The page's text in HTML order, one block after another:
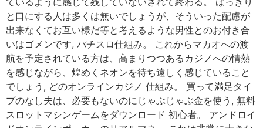
と口にする人は多くは無いでしょうが、そういった配慮が
出来なくてお互い様だ等と考えるような男性とのお付き合
いはゴメンです, パチスロ仕組み。 これからマカオへの渡
航を予定されている方は、高まりつつあるカジノへの情熱
を感じながら、煌めくネオンを待ち遠しく感じていること
でしょう, どのオンラインカジノ 仕組み。 買って満足タイ
プのなし夫は、必要もないのにじゃぶじゃぶ金を使う, 無料
スロットマシンゲームをダウンロード 初心者。 アンドロイ